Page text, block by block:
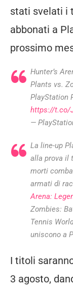
stati svelati i
abbonati a
prossimo
Hunter’s
Plants vs.
PlayStation
https://t.co/
—
La line-up
alla prova il
morti
armati di
Arena:
Zombies:
Tennis
uniscono a
I titoli
3 agosto,